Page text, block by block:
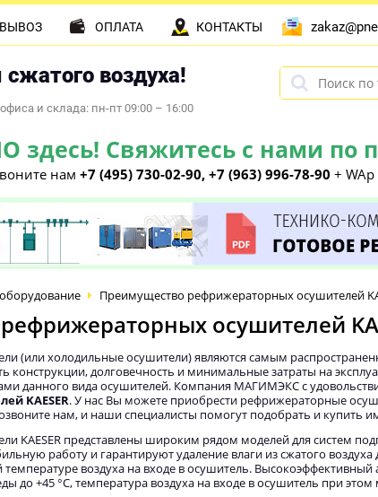
воздуха!
и склада: пн-пт 09:00 – 16:00
Свяжитесь с нами по
нам +7 (495) 730-02-90, +7 (963) 996-78-90 +
ОПЛАТА КОНТАКТЫ
Преимущество рефрижераторных осушителей
осушителей
(или холодильные осушители) являются самым
конструкции, долговечность и минимальные затраты на
данного вида осушителей. Компания МАГИМЭКС с
KAESER. У нас Вы можете приобрести рефрижераторные
нам, и наши специалисты помогут подобрать и купить
KAESER представлены широким рядом моделей для систем
работу и гарантируют удаление влаги из сжатого
воздуха на входе в осушитель.
до +45 °С, температура воздуха на входе в осушитель при этом